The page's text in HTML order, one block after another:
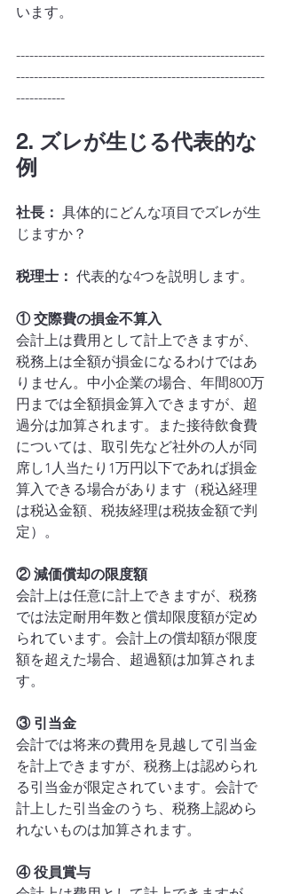
います。
--------------------------------------------------------
--------------------------------------------------------
-----------
2. ズレが生じる代表的な
例
社長： 具体的にどんな項目でズレが生
じますか？
税理士： 代表的な4つを説明します。
① 交際費の損金不算入
会計上は費用として計上できますが、
税務上は全額が損金になるわけではあ
りません。中小企業の場合、年間800万
円までは全額損金算入できますが、超
過分は加算されます。また接待飲食費
については、取引先など社外の人が同
席し1人当たり1万円以下であれば損金
算入できる場合があります（税込経理
は税込金額、税抜経理は税抜金額で判
定）。
② 減価償却の限度額
会計上は任意に計上できますが、税務
では法定耐用年数と償却限度額が定め
られています。会計上の償却額が限度
額を超えた場合、超過額は加算されま
す。
③ 引当金
会計では将来の費用を見越して引当金
を計上できますが、税務上は認められ
る引当金が限定されています。会計で
計上した引当金のうち、税務上認めら
れないものは加算されます。
④ 役員賞与